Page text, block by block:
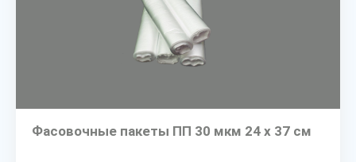
Фасовочные пакеты ПП 30 мкм 24 х 37 см